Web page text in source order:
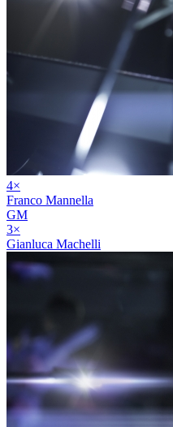
4×
Franco Mannella
GM
3×
Gianluca Machelli